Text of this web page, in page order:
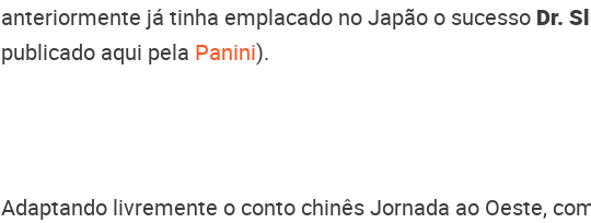
anteriormente já tinha emplacado no Japão o sucesso Dr.
publicado aqui pela Panini).
Adaptando livremente o conto chinês Jornada ao Oeste,